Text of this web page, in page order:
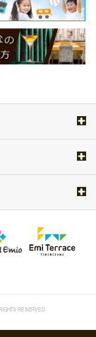
a
d
d
e
RESERVED.